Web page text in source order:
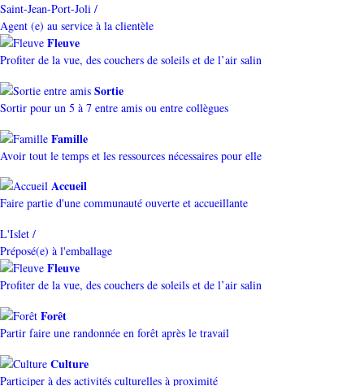
Saint-Jean-Port-Joli /
Agent (e) au service à la clientèle
Fleuve
Profiter de la vue, des couchers de soleils et de l’air salin
Sortie
Sortir pour un 5 à 7 entre amis ou entre collègues
Famille
Avoir tout le temps et les ressources nécessaires pour elle
Accueil
Faire partie d'une communauté ouverte et accueillante
L'Islet /
Préposé(e) à l'emballage
Fleuve
Profiter de la vue, des couchers de soleils et de l’air salin
Forêt
Partir faire une randonnée en forêt après le travail
Culture
Participer à des activités culturelles à proximité